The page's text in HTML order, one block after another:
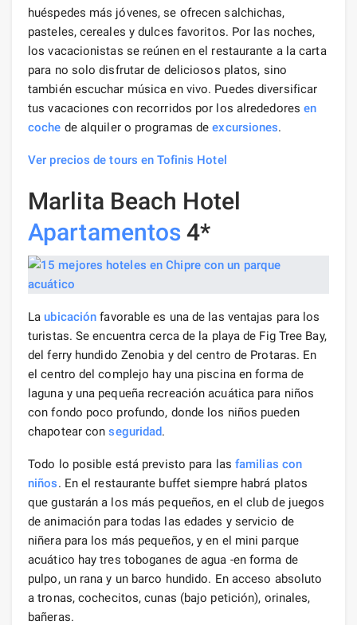
huéspedes más jóvenes, se ofrecen salchichas,
pasteles, cereales y dulces favoritos. Por las noches,
los vacacionistas se reúnen en el restaurante a la carta
para no solo disfrutar de deliciosos platos, sino
también escuchar música en vivo. Puedes diversificar
tus vacaciones con recorridos por los alrededoresen
coche de alquiler o programas deexcursiones.
Ver precios de tours en Tofinis Hotel
Marlita Beach Hotel
Apartamentos 4*
Laubicación favorable es una de las ventajas para los
turistas. Se encuentra cerca de la playa de Fig Tree Bay,
del ferry hundido Zenobia y del centro de Protaras. En
el centro del complejo hay una piscina en forma de
laguna y una pequeña recreación acuática para niños
con fondo poco profundo, donde los niños pueden
chapotear conseguridad.
Todo lo posible está previsto para las familias con
niños. En el restaurante buffet siempre habrá platos
que gustarán a los más pequeños, en el club de juegos
de animación para todas las edades y servicio de
niñera para los más pequeños, y en el mini parque
acuático hay tres toboganes de agua -en forma de
pulpo, un rana y un barco hundido. En acceso absoluto
a tronas, cochecitos, cunas (bajo petición), orinales,
bañeras.